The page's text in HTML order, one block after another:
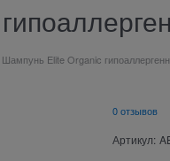
Шампунь Elite Organic
0 отзывов
Артикул: